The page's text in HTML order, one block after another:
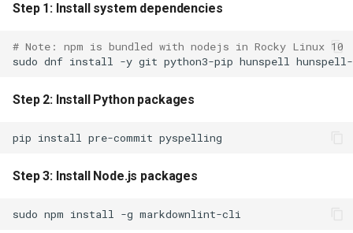
and Node.js
packages
Step 4: Install Node.js
(spell checker)
Step 1: Install system dependencies
# Note: npm is bundled with nodejs in Rocky Linux 10
sudo dnf install -y git python3-pip hunspell hunspell-
Step 2: Install Python packages
pip install pre-commit
Step 3: Install Node.js packages
sudo npm install -g